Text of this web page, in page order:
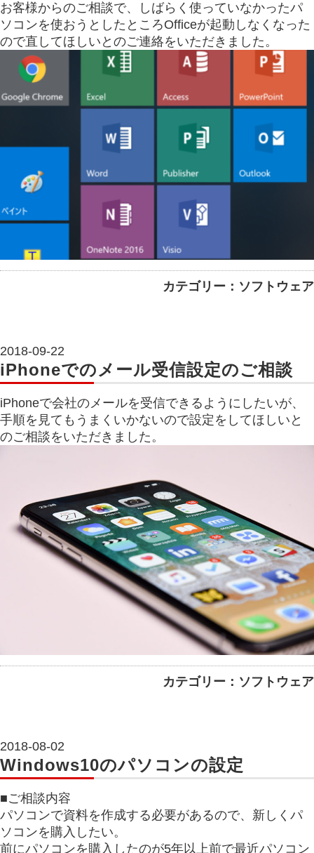
お客様からのご相談で、しばらく使っていなかったパ
ソコンを使おうとしたところOfficeが起動しなくなった
ので直してほしいとのご連絡をいただきました。
カテゴリー：ソフトウェア
2018-09-22
iPhoneでのメール受信設定のご相談
iPhoneで会社のメールを受信できるようにしたいが、
手順を見てもうまくいかないので設定をしてほしいと
のご相談をいただきました。
カテゴリー：ソフトウェア
2018-08-02
Windows10のパソコンの設定
■ご相談内容
パソコンで資料を作成する必要があるので、新しくパ
ソコンを購入したい。
前にパソコンを購入したのが5年以上前で最近パソコン